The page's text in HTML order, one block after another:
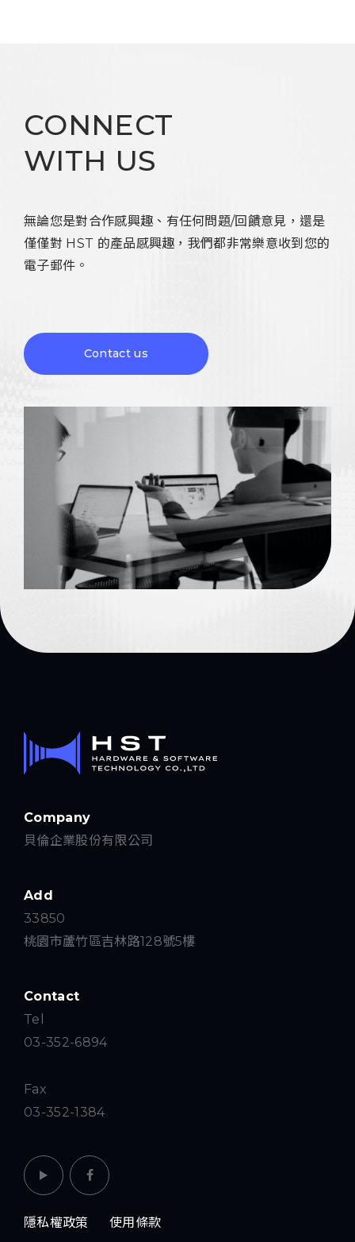
CONNECT
WITH US
無論您是對合作感興趣、有任何問題/回饋意見，還是
僅僅對 HST 的產品感興趣，我們都非常樂意收到您的
電子郵件。
Contact us
Company
貝倫企業股份有限公司
Add
33850
桃園市蘆竹區吉林路128號5樓
Contact
Tel
03-352-6894
Fax
03-352-1384
隱私權政策 使用條款